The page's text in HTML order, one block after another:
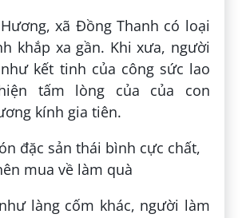
xã Đồng Thanh có loại
khắp xa gần. Khi xưa, người
kết tinh của công sức lao
tấm lòng của của con
kính gia tiên.
làng cốm khác, người làm